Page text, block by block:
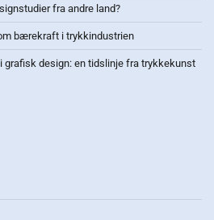
fra andre land?
bærekraft i trykkindustrien
design: en tidslinje fra trykkekunst